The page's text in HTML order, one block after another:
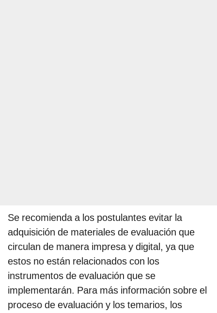
Se recomienda a los postulantes evitar la
adquisición de materiales de evaluación que
circulan de manera impresa y digital, ya que
estos no están relacionados con los
instrumentos de evaluación que se
implementarán. Para más información sobre el
proceso de evaluación y los temarios, los